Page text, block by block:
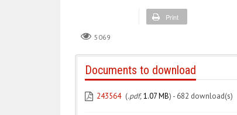
Print
5069
Documents to download
243564 (.pdf,1.07 MB) - 682 download(s)